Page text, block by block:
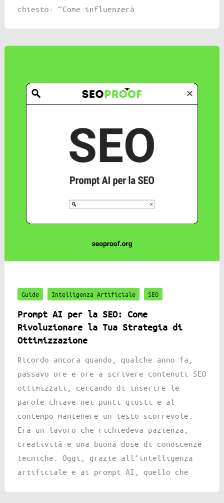
chiesto: “Come influenzerà
Guide Intelligenza Artificiale SEO
Prompt AI per la SEO: Come
Rivoluzionare la Tua Strategia di
Ottimizzazione
Ricordo ancora quando, qualche anno fa,
passavo ore e ore a scrivere contenuti SEO
ottimizzati, cercando di inserire le
parole chiave nei punti giusti e al
contempo mantenere un testo scorrevole.
Era un lavoro che richiedeva pazienza,
creatività e una buona dose di conoscenze
tecniche. Oggi, grazie all’intelligenza
artificiale e ai prompt AI, quello che